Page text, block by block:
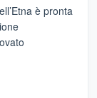
è pronta